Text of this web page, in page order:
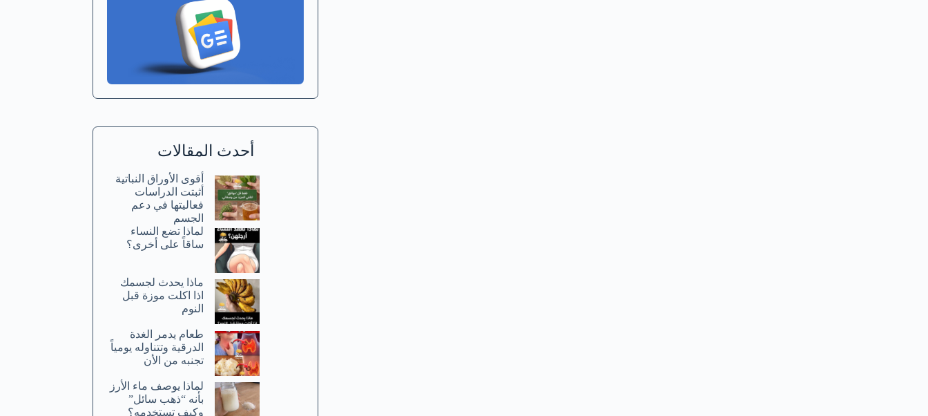
أحدث المقالات
أقوى الأوراق النباتية
أثبتت الدراسات
فعاليتها في دعم
الجسم
لماذا تضع النساء
ساقاً على أخرى؟
ماذا يحدث لجسمك
اذا اكلت موزة قبل
النوم
طعام يدمر الغدة
الدرقية وتتناوله يومياً
تجنبه من الأن
لماذا يوصف ماء الأرز
بأنه “ذهب سائل”
وكيف تستخدمه؟